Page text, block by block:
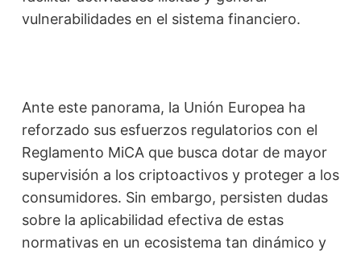
vulnerabilidades en el sistema financiero.
Ante este panorama, la Unión Europea ha
reforzado sus esfuerzos regulatorios con el
Reglamento MiCA que busca dotar de mayor
supervisión a los criptoactivos y proteger a los
consumidores. Sin embargo, persisten dudas
sobre la aplicabilidad efectiva de estas
normativas en un ecosistema tan dinámico y